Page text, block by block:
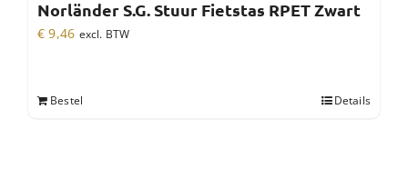
Norländer S.G. Stuur Fietstas RPET Zwart
€ 9,46 excl. BTW
Bestel Details